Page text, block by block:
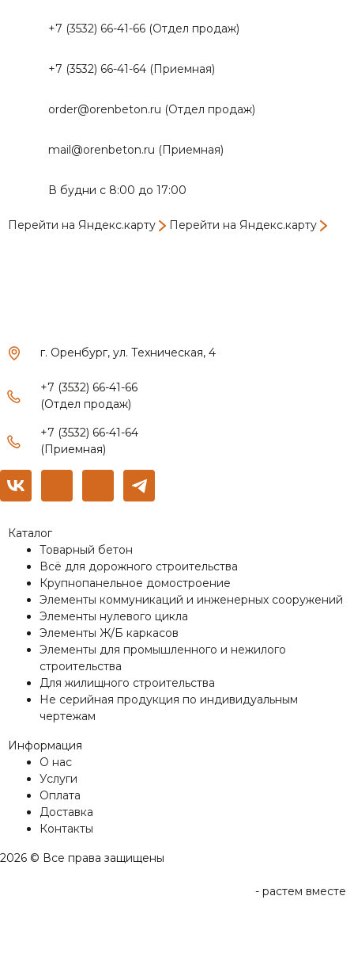
+7 (3532) 66-41-66 (Отдел продаж)
+7 (3532) 66-41-64 (Приемная)
order@orenbeton.ru (Отдел продаж)
mail@orenbeton.ru (Приемная)
В будни с 8:00 до 17:00
Перейти на Яндекс.карту Перейти на Яндекс.карту
г. Оренбург, ул. Техническая, 4
+7 (3532) 66-41-66
(Отдел продаж)
+7 (3532) 66-41-64
(Приемная)
Каталог
Товарный бетон
Всё для дорожного строительства
Крупнопанельное домостроение
Элементы коммуникаций и инженерных сооружений
Элементы нулевого цикла
Элементы Ж/Б каркасов
Элементы для промышленного и нежилого
строительства
Для жилищного строительства
Не серийная продукция по индивидуальным
чертежам
Информация
О нас
Услуги
Оплата
Доставка
Контакты
2026 © Все права защищены
- растем вместе